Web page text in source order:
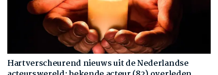
Hartverscheurend nieuws uit de Nederlandse